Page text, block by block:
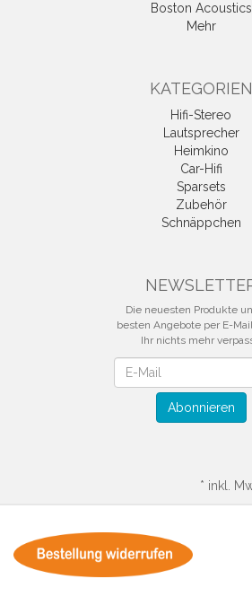
Boston Acoustics
Mehr
KATEGORIEN
Hifi-Stereo
Lautsprecher
Heimkino
Car-Hifi
Sparsets
Zubehör
Schnäppchen
Die neuesten Produkte
besten Angebote per E-
Ihr nichts mehr
Abonnieren
* inkl.